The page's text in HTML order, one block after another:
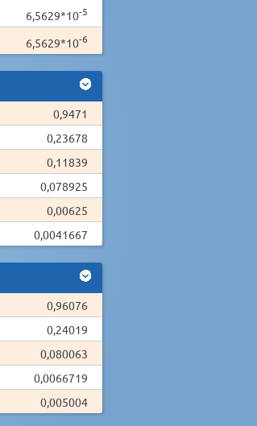
6,5629*10-5
6,5629*10-6
0,9471
0,23678
0,11839
0,078925
0,00625
0,0041667
0,96076
0,24019
0,080063
0,0066719
0,005004